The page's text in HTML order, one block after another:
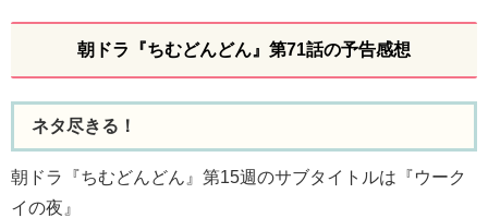
朝ドラ『ちむどんどん』第71話の予告感想
ネタ尽きる！
朝ドラ『ちむどんどん』第15週のサブタイトルは『ウーク
イの夜』